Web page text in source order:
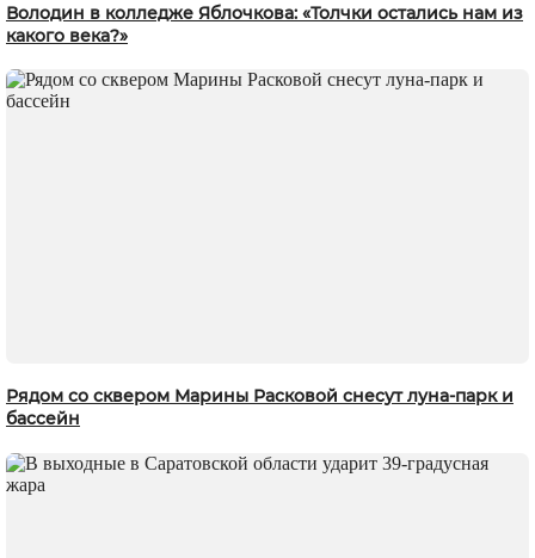
Володин в колледже Яблочкова: «Толчки остались нам из
какого века?»
Рядом со сквером Марины Расковой снесут луна-парк и
бассейн